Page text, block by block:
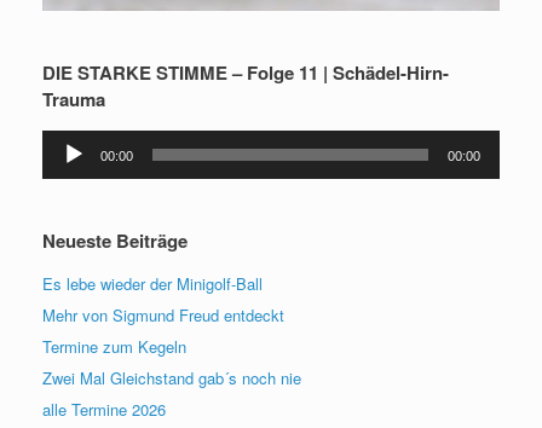
DIE STARKE STIMME – Folge 11 | Schädel-Hirn-
Trauma
Audio-
Player
00:00 00:00
Neueste Beiträge
Es lebe wieder der Minigolf-Ball
Mehr von Sigmund Freud entdeckt
Termine zum Kegeln
Zwei Mal Gleichstand gab´s noch nie
alle Termine 2026